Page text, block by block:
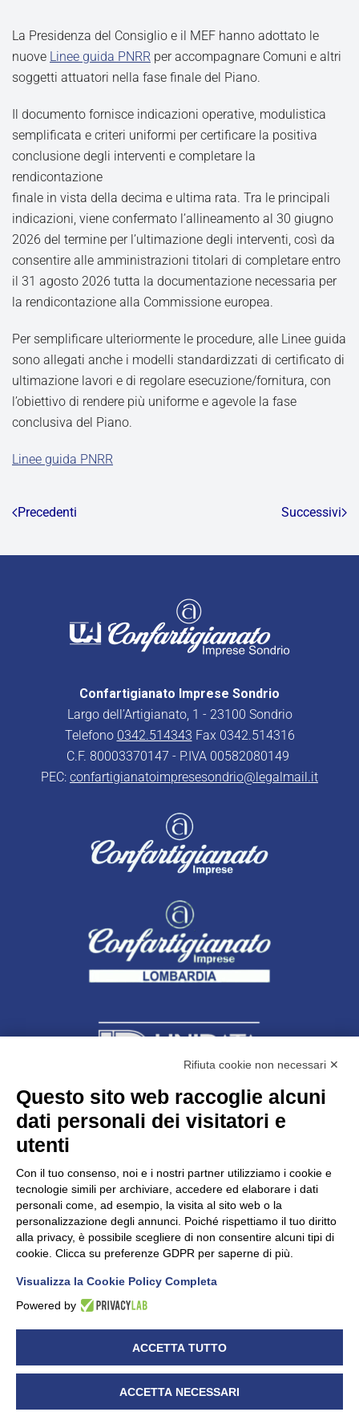
La Presidenza del Consiglio e il MEF hanno adottato le
nuove Linee guida PNRR per accompagnare Comuni e altri
soggetti attuatori nella fase finale del Piano.
Il documento fornisce indicazioni operative, modulistica
semplificata e criteri uniformi per certificare la positiva
conclusione degli interventi e completare la
rendicontazione
finale in vista della decima e ultima rata. Tra le principali
indicazioni, viene confermato l’allineamento al 30 giugno
2026 del termine per l’ultimazione degli interventi, così da
consentire alle amministrazioni titolari di completare entro
il 31 agosto 2026 tutta la documentazione necessaria per
la rendicontazione alla Commissione europea.
Per semplificare ulteriormente le procedure, alle Linee guida
sono allegati anche i modelli standardizzati di certificato di
ultimazione lavori e di regolare esecuzione/fornitura, con
l’obiettivo di rendere più uniforme e agevole la fase
conclusiva del Piano.
Linee guida PNRR
Precedenti Successivi
Confartigianato Imprese Sondrio
Largo dell’Artigianato, 1 - 23100 Sondrio
Telefono 0342.514343 Fax 0342.514316
C.F. 80003370147 - P.IVA 00582080149
PEC: confartigianatoimpresesondrio@legalmail.it
Unidata s.r.lcon unico socio
Largo dell’Artigianato, 1 - 23100 Sondrio
C.F. 00481790145 - N.REA SO-36426
PEC: unidata.sondrio@legalmail.it
Cap. soc. euro 100.000,00 i.v.
UNIDATA - Informativa privacy (per i clienti)
UNIDATA - Whistleblowing
Rifiuta cookie non necessari ✕
Questo sito web raccoglie alcuni
dati personali dei visitatori e
utenti
Con il tuo consenso, noi e i nostri partner utilizziamo i cookie e
tecnologie simili per archiviare, accedere ed elaborare i dati
personali come, ad esempio, la visita al sito web o la
personalizzazione degli annunci. Poiché rispettiamo il tuo diritto
alla privacy, è possibile scegliere di non consentire alcuni tipi di
cookie. Clicca su preferenze GDPR per saperne di più.
Visualizza la Cookie Policy Completa
Powered by
ACCETTA TUTTO
ACCETTA NECESSARI